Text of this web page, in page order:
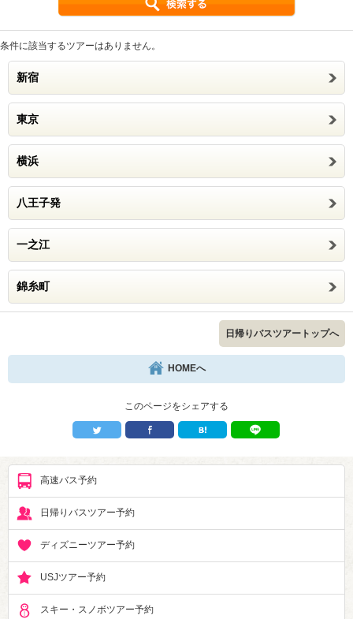
条件に該当するツアーはありません。
新宿
東京
横浜
八王子発
一之江
錦糸町
日帰りバスツアートップへ
HOMEへ
このページをシェアする
高速バス予約
日帰りバスツアー予約
ディズニーツアー予約
USJツアー予約
スキー・スノボツアー予約